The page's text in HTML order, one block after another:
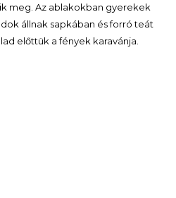
meg. Az ablakokban gyerekek
állnak sapkában és forró teát
előttük a fények karavánja.